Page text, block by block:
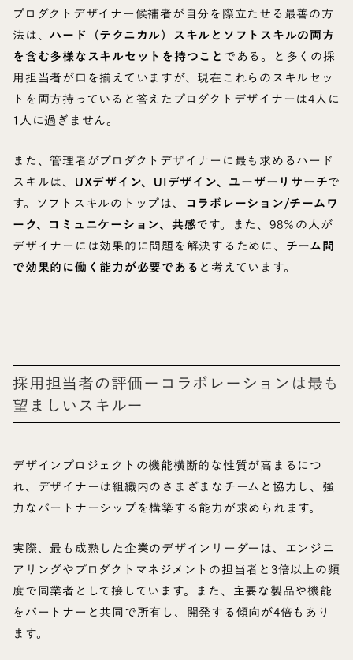
プロダクトデザイナー候補者が自分を際立たせる最善の方
法は、ハード（テクニカル）スキルとソフトスキルの両方
を含む多様なスキルセットを持つことである。と多くの採
用担当者が口を揃えていますが、現在これらのスキルセッ
トを両方持っていると答えたプロダクトデザイナーは4人に
1人に過ぎません。
また、管理者がプロダクトデザイナーに最も求めるハード
スキルは、 UXデザイン、UIデザイン、ユーザーリサーチで
す。ソフトスキルのトップは、 コラボレーション/チームワ
ーク、コミュニケーション、共感です。また、98％の人が
デザイナーには効果的に問題を解決するために、 チーム間
で効果的に働く能力が必要であると考えています。
採用担当者の評価ーコラボレーションは最も
望ましいスキルー
デザインプロジェクトの機能横断的な性質が高まるにつ
れ、デザイナーは組織内のさまざまなチームと協力し、強
力なパートナーシップを構築する能力が求められます。
実際、最も成熟した企業のデザインリーダーは、エンジニ
アリングやプロダクトマネジメントの担当者と3倍以上の頻
度で同業者として接しています。また、主要な製品や機能
をパートナーと共同で所有し、開発する傾向が4倍もあり
ます。